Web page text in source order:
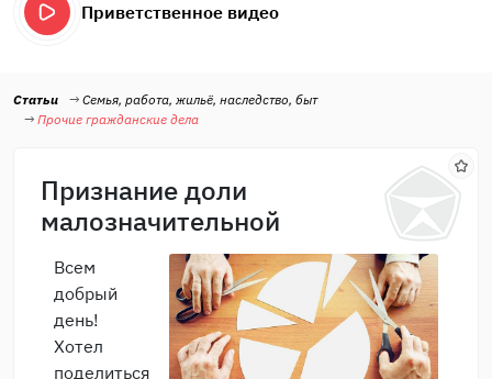
Приветственное видео
Статьи
Семья, работа, жильё, наследство, быт
Прочие гражданские дела
Признание доли
малозначительной
Всем
добрый
день!
Хотел
поделиться